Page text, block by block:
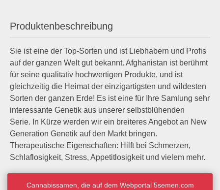
Produktenbeschreibung
Sie ist eine der Top-Sorten und ist Liebhabern und Profis
auf der ganzen Welt gut bekannt. Afghanistan ist berühmt
für seine qualitativ hochwertigen Produkte, und ist
gleichzeitig die Heimat der einzigartigsten und wildesten
Sorten der ganzen Erde! Es ist eine für Ihre Samlung sehr
interessante Genetik aus unserer selbstblühenden
Serie. In Kürze werden wir ein breiteres Angebot an New
Generation Genetik auf den Markt bringen.
Therapeutische Eigenschaften: Hilft bei Schmerzen,
Schlaflosigkeit, Stress, Appetitlosigkeit und vielem mehr.
Cannabissamen, die auf dem Webportal 5semen.com